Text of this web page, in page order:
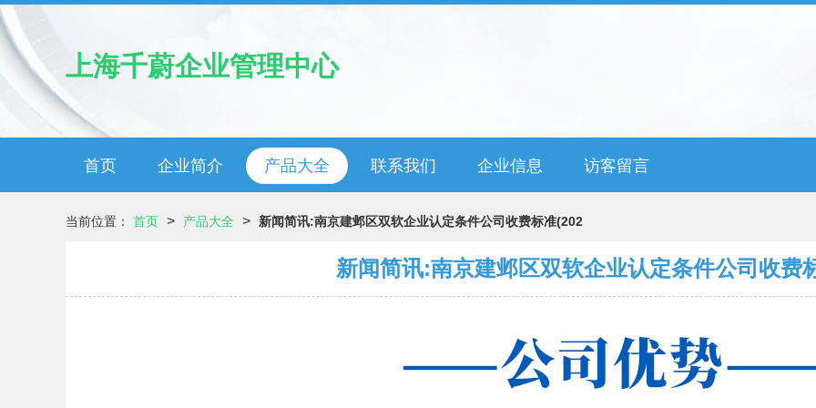
上海千蔚企业管理中心
首页 企业简介 产品大全 联系我们 企业信息 访客留言
当前位置： 首页 > 产品大全 > 新闻简讯:南京建邺区双软企业认定条件公司收费标准(202
新闻简讯:南京建邺区双软企业认定条件公司收费